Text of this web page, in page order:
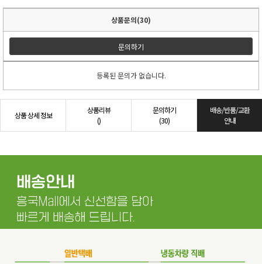
상품문의(30)
문의하기
등록된 문의가 없습니다.
상품 상세 정보
상품리뷰
()
문의하기
(30)
배송/반품/교환
안내